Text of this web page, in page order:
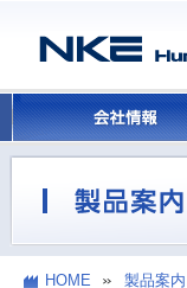
HOME 製品案内